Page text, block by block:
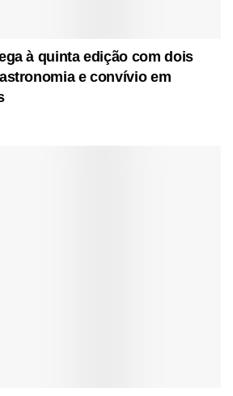
à quinta edição com dois
e convívio em